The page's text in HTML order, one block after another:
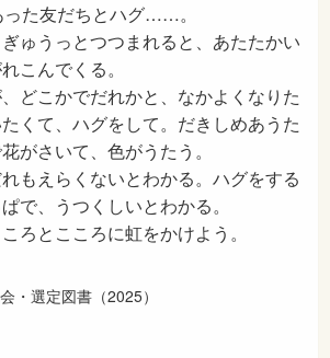
た友だちとハグ……。
ゅうっとつつまれると、あたたかい
こんでくる。
どこかでだれかと、なかよくなりた
くて、ハグをして。だきしめあうた
がさいて、色がうたう。
もえらくないとわかる。ハグをする
で、うつくしいとわかる。
ろとこころに虹をかけよう。
・選定図書（2025）